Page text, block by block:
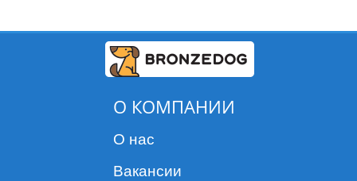
О КОМПАНИИ
О нас
Вакансии